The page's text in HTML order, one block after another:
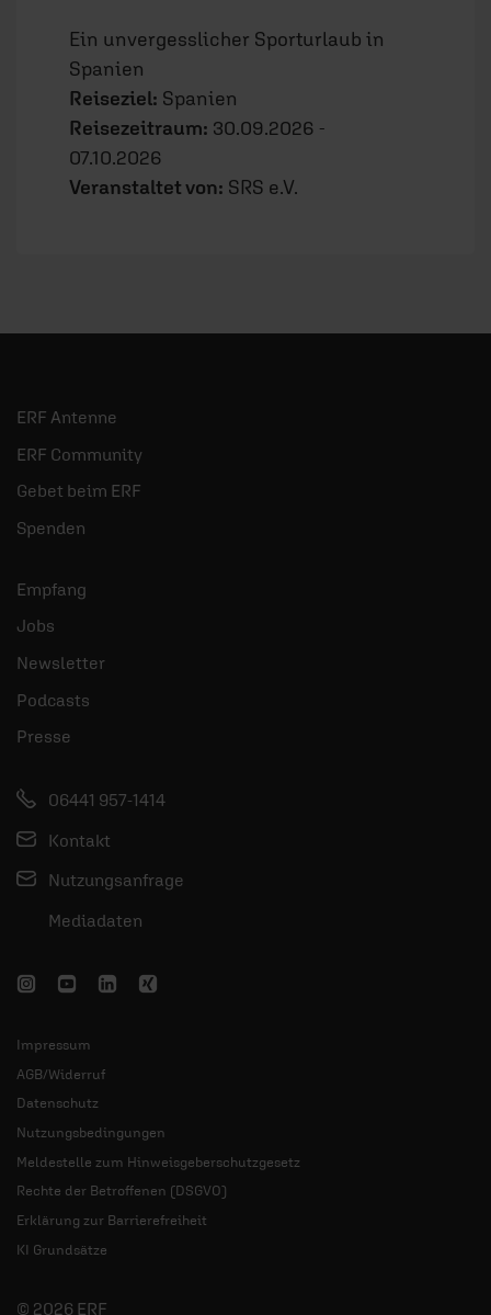
Ein unvergesslicher Sporturlaub in
Spanien
Reiseziel: Spanien
Reisezeitraum: 30.09.2026 -
07.10.2026
Veranstaltet von: SRS e.V.
ERF Antenne
ERF Community
Gebet beim ERF
Spenden
Empfang
Jobs
Newsletter
Podcasts
Presse
06441 957-1414
Kontakt
Nutzungsanfrage
Mediadaten
Impressum
AGB/Widerruf
Datenschutz
Nutzungsbedingungen
Meldestelle zum Hinweisgeberschutzgesetz
Rechte der Betroffenen (DSGVO)
Erklärung zur Barrierefreiheit
KI Grundsätze
© 2026 ERF